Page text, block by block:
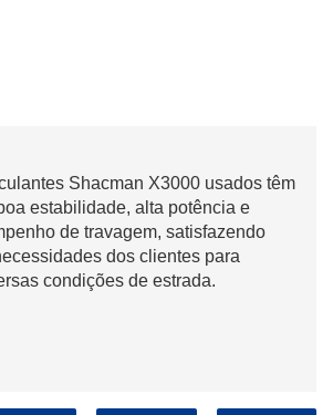
Shacman X3000 usados ​​têm
estabilidade, alta potência e
de travagem, satisfazendo
dos clientes para
condições de estrada.